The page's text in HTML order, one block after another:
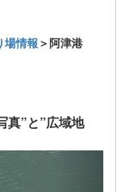
場情報 ＞阿津港
真”と”広域地